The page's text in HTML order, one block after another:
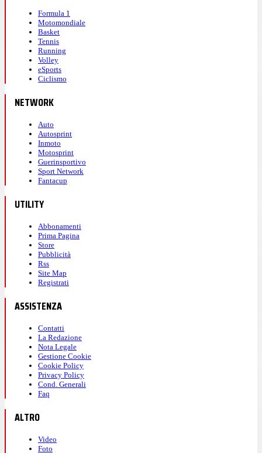
Formula 1
Motomondiale
Basket
Tennis
Running
Volley
eSports
Ciclismo
NETWORK
Auto
Autosprint
Inmoto
Motosprint
Guerinsportivo
Sport Network
Fantacup
UTILITY
Abbonamenti
Prima Pagina
Store
Pubblicità
Rss
Site Map
Registrati
ASSISTENZA
Contatti
La Redazione
Nota Legale
Gestione Cookie
Cookie Policy
Privacy Policy
Cond. Generali
Faq
ALTRO
Video
Foto